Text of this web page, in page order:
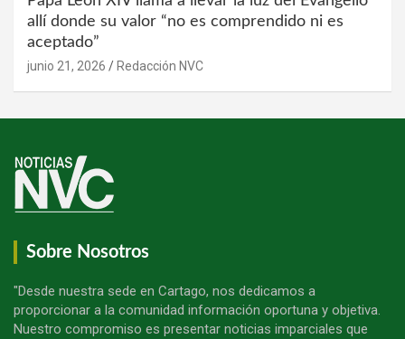
allí donde su valor “no es comprendido ni es
aceptado”
junio 21, 2026 Redacción NVC
Sobre Nosotros
"Desde nuestra sede en Cartago, nos dedicamos a
proporcionar a la comunidad información oportuna y objetiva.
Nuestro compromiso es presentar noticias imparciales que